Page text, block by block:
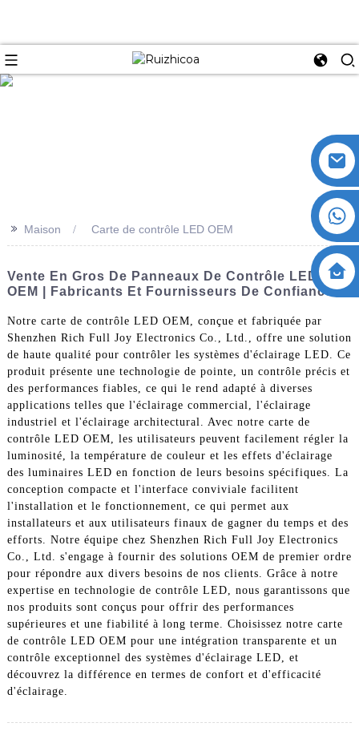
>> Maison Carte de contrôle LED OEM
Vente En Gros De Panneaux De Contrôle LED
OEM | Fabricants Et Fournisseurs De Confiance
Notre carte de contrôle LED OEM, conçue et fabriquée par
Shenzhen Rich Full Joy Electronics Co., Ltd., offre une solution
de haute qualité pour contrôler les systèmes d'éclairage LED. Ce
produit présente une technologie de pointe, un contrôle précis et
des performances fiables, ce qui le rend adapté à diverses
applications telles que l'éclairage commercial, l'éclairage
industriel et l'éclairage architectural. Avec notre carte de
contrôle LED OEM, les utilisateurs peuvent facilement régler la
luminosité, la température de couleur et les effets d'éclairage
des luminaires LED en fonction de leurs besoins spécifiques. La
conception compacte et l'interface conviviale facilitent
l'installation et le fonctionnement, ce qui permet aux
installateurs et aux utilisateurs finaux de gagner du temps et des
efforts. Notre équipe chez Shenzhen Rich Full Joy Electronics
Co., Ltd. s'engage à fournir des solutions OEM de premier ordre
pour répondre aux divers besoins de nos clients. Grâce à notre
expertise en technologie de contrôle LED, nous garantissons que
nos produits sont conçus pour offrir des performances
supérieures et une fiabilité à long terme. Choisissez notre carte
de contrôle LED OEM pour une intégration transparente et un
contrôle exceptionnel des systèmes d'éclairage LED, et
découvrez la différence en termes de confort et d'efficacité
d'éclairage.